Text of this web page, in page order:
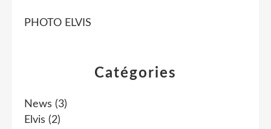
Catégories
News (3)
Elvis (2)
PHOTO ELVIS